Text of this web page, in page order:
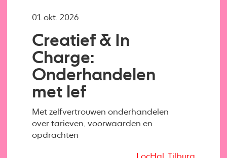
Creatief & In
Charge:
Onderhandelen
met lef
Met zelfvertrouwen onderhandelen
over tarieven, voorwaarden en
opdrachten
01 okt. 2026